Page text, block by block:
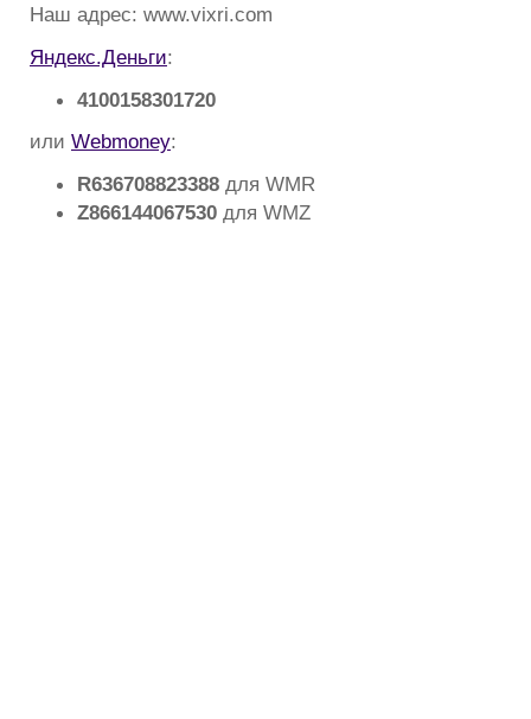
Наш адрес: www.vixri.com
Яндекс.Деньги:
4100158301720
или Webmoney:
R636708823388 для WMR
Z866144067530 для WMZ